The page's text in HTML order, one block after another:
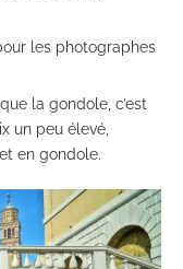
les photographes
la gondole, c’est
un peu élevé,
en gondole.